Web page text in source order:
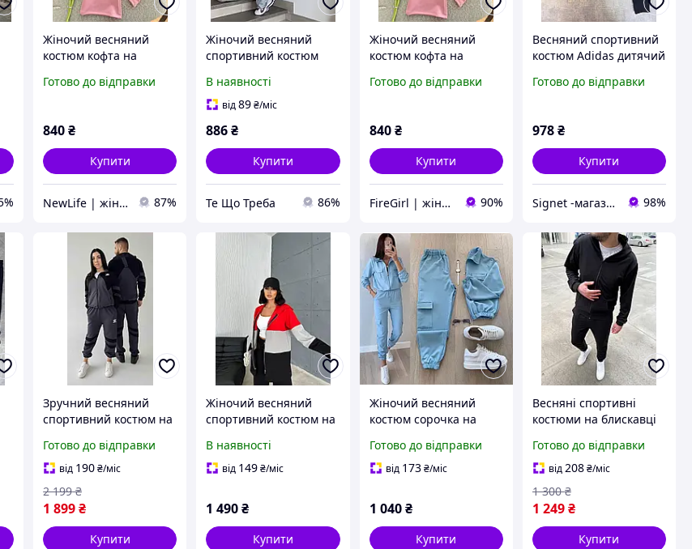
Жіночий весняний
костюм кофта на
рукавом штани
Готово до відправки
840₴
Купити
NewLife | жіночий одяг 87%
Жіночий весняний
спортивний костюм
капюшоном та штани
В наявності
від89₴/міс
886₴
Купити
Те Що Треба 86%
Жіночий весняний
костюм кофта на
рукавом штани
Готово до відправки
840 ₴
Купити
FireGirl | жіночий одяг 90%
Весняний спортивний
костюм Adidas дитячий
Готово до відправки
978₴
Купити
Signet -магазин для всієї родини 98%
Зручний весняний
спортивний костюм на
унісекс базовий
комплект зіп-худі та
штани Адідас
Готово до відправки
від 190₴/міс
1 899₴
2 199 ₴
Купити
Жіночий весняний
спортивний костюм на
44, 46-48. Колір: як на
фото.
В наявності
від 149₴/міс
1 490₴
Купити
Жіночий весняний
костюм сорочка на
джинс-бенгаліну з
накладними кишенями
Готово до відправки
від 173 ₴/міс
1 040 ₴
Купити
Весняні спортивні
костюми на блискавці
Готово до відправки
від208₴/міс
1 249₴
1 300 ₴
Купити